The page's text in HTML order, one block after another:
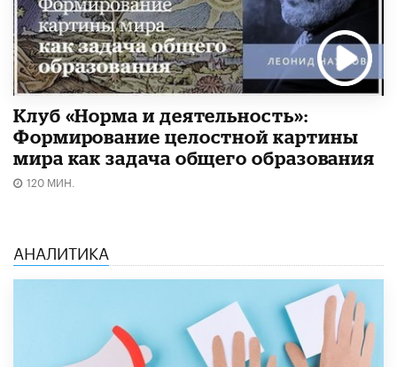
Клуб «Норма и деятельность»:
Формирование целостной картины
мира как задача общего образования
120 МИН.
АНАЛИТИКА